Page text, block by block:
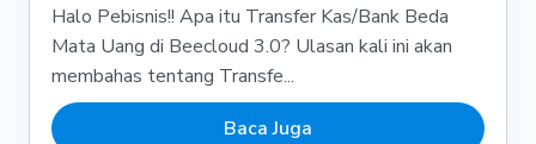
Halo Pebisnis!! Apa itu Transfer Kas/Bank Beda
Mata Uang di Beecloud 3.0? Ulasan kali ini akan
membahas tentang Transfe...
Baca Juga